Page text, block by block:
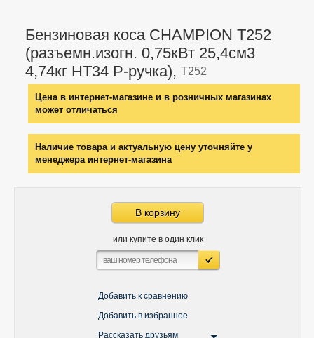
Бензиновая коса CHAMPION Т252
(разъемн.изогн. 0,75кВт 25,4см3
4,74кг HT34 P-ручка), T252
Цена в интернет-магазине и в розничных магазинах
может отличаться
Наличие товара и актуальную цену уточняйте у
менеджера интернет-магазина
В корзину
или купите в один клик
Добавить к сравнению
Добавить в избранное
Рассказать друзьям